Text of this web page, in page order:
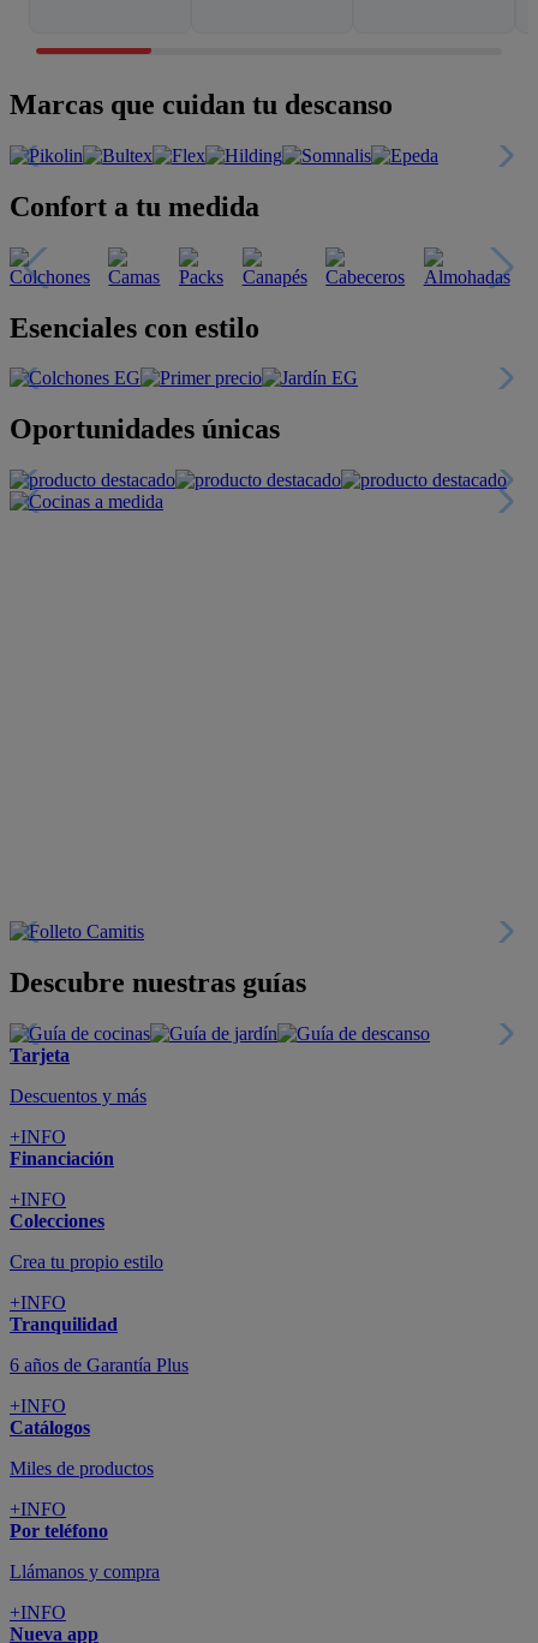
Marcas que cuidan tu descanso
Confort a tu medida
Esenciales con estilo
Oportunidades únicas
Descubre nuestras guías
Tarjeta
Descuentos y más
+INFO
Financiación
+INFO
Colecciones
Crea tu propio estilo
+INFO
Tranquilidad
6 años de Garantía Plus
+INFO
Catálogos
Miles de productos
+INFO
Por teléfono
Llámanos y compra
+INFO
Nueva app